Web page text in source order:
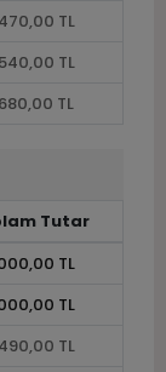
TL
TL
TL
Tutar
TL
TL
TL